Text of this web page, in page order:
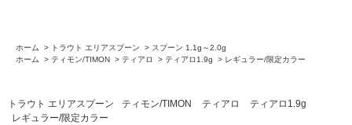
ホーム > トラウト エリアスプーン > スプーン 1.1g～2.0g
ホーム
> ティモン/TIMON > ティアロ > ティアロ1.9g > レギュラー/限定カラー
トラウト エリアスプーン ティモン/TIMON ティアロ
ティアロ1.9g
レギュラー/限定カラー